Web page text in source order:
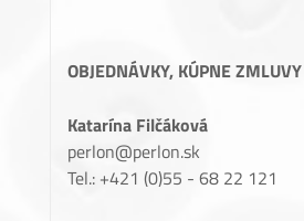
OBJEDNÁVKY, KÚPNE ZMLUVY
Katarína Filčáková
perlon@perlon.sk
Tel.: +421 (0)55 - 68 22 121